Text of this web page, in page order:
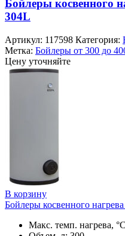
Бойлеры косвенного
304L
Артикул: 117598 Категория:
Метка: Бойлеры от 300 до
Цену уточняйте
В корзину
Бойлеры косвенного
Макс. темп. нагрева,